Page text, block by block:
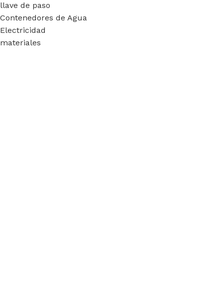
llave de paso
Contenedores de Agua
Electricidad
materiales